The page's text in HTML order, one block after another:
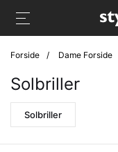
Forside Dame Forside
Solbriller
Solbriller